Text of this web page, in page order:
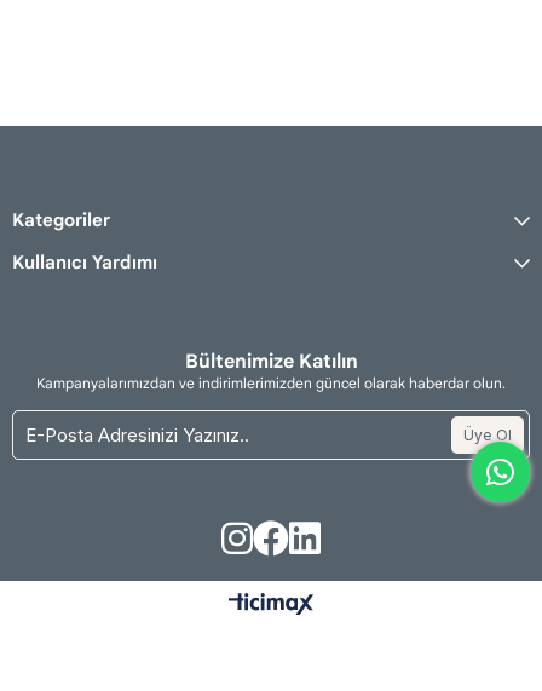
Kategoriler
Kullanıcı Yardımı
Bültenimize Katılın
Kampanyalarımızdan ve indirimlerimizden güncel olarak haberdar olun.
Üye Ol